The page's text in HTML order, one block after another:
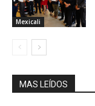
Mexicali
MAS LEÍDOS